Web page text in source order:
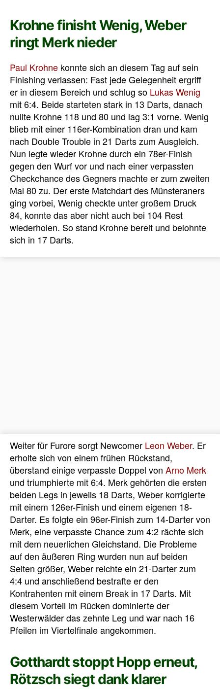
Krohne finisht Wenig, Weber
ringt Merk nieder
Paul Krohne konnte sich an diesem Tag auf sein
Finishing verlassen: Fast jede Gelegenheit ergriff
er in diesem Bereich und schlug so Lukas Wenig
mit 6:4. Beide starteten stark in 13 Darts, danach
nullte Krohne 118 und 80 und lag 3:1 vorne. Wenig
blieb mit einer 116er-Kombination dran und kam
nach Double Trouble in 21 Darts zum Ausgleich.
Nun legte wieder Krohne durch ein 78er-Finish
gegen den Wurf vor und nach einer verpassten
Checkchance des Gegners machte er zum zweiten
Mal 80 zu. Der erste Matchdart des Münsteraners
ging vorbei, Wenig checkte unter großem Druck
84, konnte das aber nicht auch bei 104 Rest
wiederholen. So stand Krohne bereit und belohnte
sich in 17 Darts.
Weiter für Furore sorgt Newcomer Leon Weber. Er
erholte sich von einem frühen Rückstand,
überstand einige verpasste Doppel von Arno Merk
und triumphierte mit 6:4. Merk gehörten die ersten
beiden Legs in jeweils 18 Darts, Weber korrigierte
mit einem 126er-Finish und einem eigenen 18-
Darter. Es folgte ein 96er-Finish zum 14-Darter von
Merk, eine verpasste Chance zum 4:2 rächte sich
mit dem neuerlichen Gleichstand. Die Probleme
auf den äußeren Ring wurden nun auf beiden
Seiten größer, Weber reichte ein 21-Darter zum
4:4 und anschließend bestrafte er den
Kontrahenten mit einem Break in 17 Darts. Mit
diesem Vorteil im Rücken dominierte der
Westerwälder das zehnte Leg und war nach 16
Pfeilen im Viertelfinale angekommen.
Gotthardt stoppt Hopp erneut,
Rötzsch siegt dank klarer